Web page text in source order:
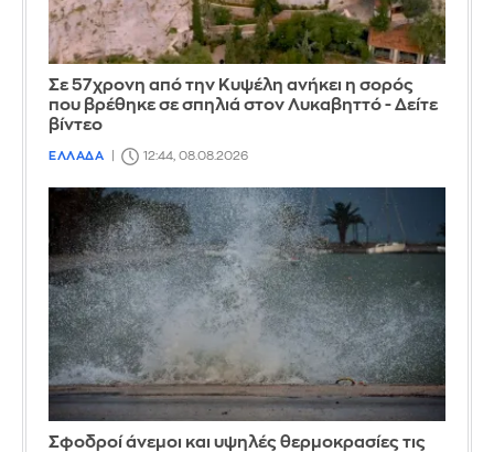
Σε 57χρονη από την Κυψέλη ανήκει η σορός
που βρέθηκε σε σπηλιά στον Λυκαβηττό - Δείτε
βίντεο
ΕΛΛΑΔΑ 12:44, 08.08.2026
Σφοδροί άνεμοι και υψηλές θερμοκρασίες τις